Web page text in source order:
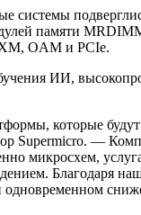
системы
памяти
OAM и PCIe.
ИИ,
которые будут
Supermicro. —
микросхем,
Благодаря
одновременном